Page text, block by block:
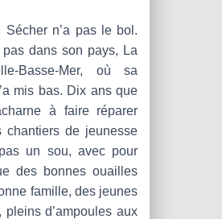
Sécher n’a pas le bol.
pas dans son pays, La
Basse-Mer, où sa
mis bas. Dix ans que
à faire réparer
de jeunesse
un sou, avec pour
des bonnes ouailles
famille, des jeunes
d’ampoules aux